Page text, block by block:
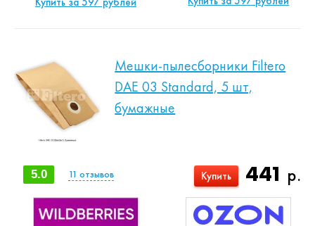
Мешки-пылесборники Filtero
DAE 03 Standard, 5 шт,
бумажные
441 р.
Купить
5.0 11 отзывов